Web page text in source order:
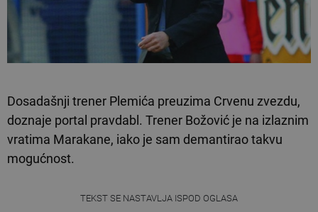
Dosadašnji trener Plemića preuzima Crvenu zvezdu,
doznaje portal pravdabl. Trener Božović je na izlaznim
vratima Marakane, iako je sam demantirao takvu
mogućnost.
TEKST SE NASTAVLJA ISPOD OGLASA